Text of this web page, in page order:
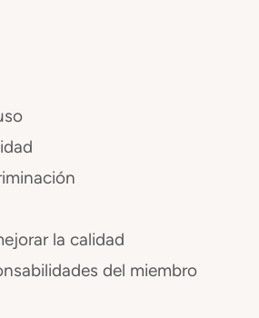
la calidad
del miembro